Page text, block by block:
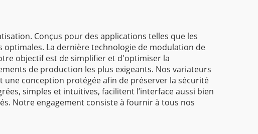
Conçus pour des applications telles que les
optimales. La dernière technologie de modulation de
objectif est de simplifier et d'optimiser la
de production les plus exigeants. Nos variateurs
conception protégée afin de préserver la sécurité
simples et intuitives, facilitent l’interface aussi bien
Notre engagement consiste à fournir à tous nos